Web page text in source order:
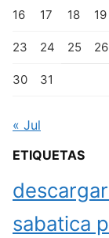
16 17 18 19
23 24 25 26
30 31
« Jul
ETIQUETAS
sabatica